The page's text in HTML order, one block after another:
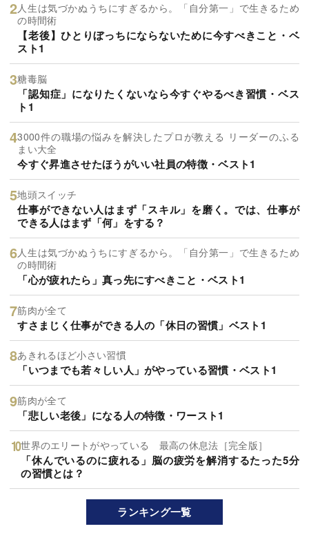
人生は気づかぬうちにすぎるから。「自分第一」で生きるため
の時間術
【老後】ひとりぼっちにならないために今すべきこと・ベ
スト1
糖毒脳
「認知症」になりたくないなら今すぐやるべき習慣・ベス
ト1
3000件の職場の悩みを解決したプロが教える リーダーのふる
まい大全
今すぐ昇進させたほうがいい社員の特徴・ベスト1
地頭スイッチ
仕事ができない人はまず「スキル」を磨く。では、仕事が
できる人はまず「何」をする？
人生は気づかぬうちにすぎるから。「自分第一」で生きるため
の時間術
「心が疲れたら」真っ先にすべきこと・ベスト1
筋肉が全て
すさまじく仕事ができる人の「休日の習慣」ベスト1
あきれるほど小さい習慣
「いつまでも若々しい人」がやっている習慣・ベスト1
筋肉が全て
「悲しい老後」になる人の特徴・ワースト1
世界のエリートがやっている 最高の休息法［完全版］
「休んでいるのに疲れる」脳の疲労を解消するたった5分
の習慣とは？
ランキング一覧